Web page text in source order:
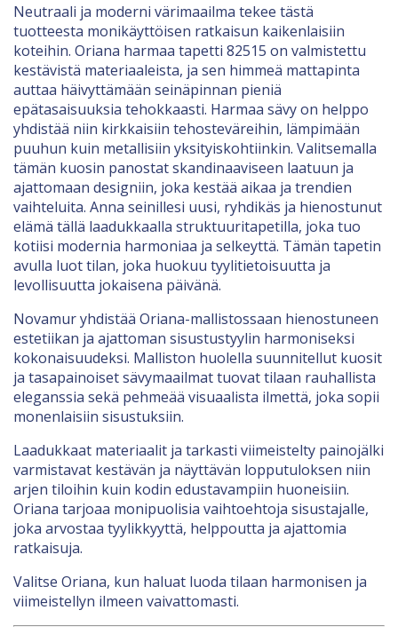
Neutraali ja moderni värimaailma tekee tästä
tuotteesta monikäyttöisen ratkaisun kaikenlaisiin
koteihin. Oriana harmaa tapetti 82515 on valmistettu
kestävistä materiaaleista, ja sen himmeä mattapinta
auttaa häivyttämään seinäpinnan pieniä
epätasaisuuksia tehokkaasti. Harmaa sävy on helppo
yhdistää niin kirkkaisiin tehosteväreihin, lämpimään
puuhun kuin metallisiin yksityiskohtiinkin. Valitsemalla
tämän kuosin panostat skandinaaviseen laatuun ja
ajattomaan designiin, joka kestää aikaa ja trendien
vaihteluita. Anna seinillesi uusi, ryhdikäs ja hienostunut
elämä tällä laadukkaalla struktuuritapetilla, joka tuo
kotiisi modernia harmoniaa ja selkeyttä. Tämän tapetin
avulla luot tilan, joka huokuu tyylitietoisuutta ja
levollisuutta jokaisena päivänä.
Novamur yhdistää Oriana-mallistossaan hienostuneen
estetiikan ja ajattoman sisustustyylin harmoniseksi
kokonaisuudeksi. Malliston huolella suunnitellut kuosit
ja tasapainoiset sävymaailmat tuovat tilaan rauhallista
eleganssia sekä pehmeää visuaalista ilmettä, joka sopii
monenlaisiin sisustuksiin.
Laadukkaat materiaalit ja tarkasti viimeistelty painojälki
varmistavat kestävän ja näyttävän lopputuloksen niin
arjen tiloihin kuin kodin edustavampiin huoneisiin.
Oriana tarjoaa monipuolisia vaihtoehtoja sisustajalle,
joka arvostaa tyylikkyyttä, helppoutta ja ajattomia
ratkaisuja.
Valitse Oriana, kun haluat luoda tilaan harmonisen ja
viimeistellyn ilmeen vaivattomasti.